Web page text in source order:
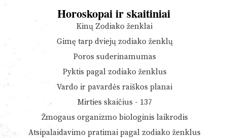
Horoskopai ir skaitiniai
Kinų Zodiako ženklai
Gimę tarp dviejų zodiako ženklų
Poros suderinamumas
Pyktis pagal zodiako ženklus
Vardo ir pavardės raiškos planai
Mirties skaičius - 137
Žmogaus organizmo biologinis laikrodis
Atsipalaidavimo pratimai pagal zodiako ženklus